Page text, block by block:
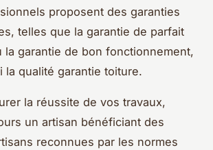
proposent des garanties
telles que la garantie de parfait
la garantie de bon fonctionnement,
la qualité garantie toiture.
la réussite de vos travaux,
un artisan bénéficiant des
reconnues par les normes